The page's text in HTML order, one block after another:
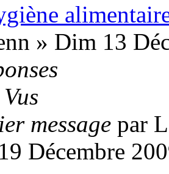
» Dim 13
Vus
message par
Décembre